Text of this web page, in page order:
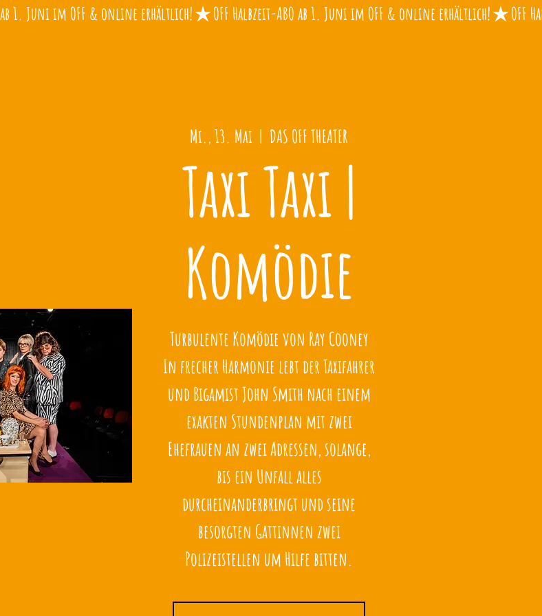
Mi., 13. Mai
  |
DAS OFF THEATER
Taxi Taxi |
Komödie
Turbulente Komödie von Ray Cooney
In frecher Harmonie lebt der Taxifahrer
und Bigamist John Smith nach einem
exakten Stundenplan mit zwei
Ehefrauen an zwei Adressen, solange,
bis ein Unfall alles
durcheinanderbringt und seine
besorgten Gattinnen zwei
Polizeistellen um Hilfe bitten.